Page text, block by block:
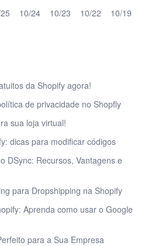
10/24 10/23 10/22
10/19
da Shopify agora!
de privacidade no Shopfly
sua loja virtual!
dicas para modificar códigos
DSync: Recursos, Vantagens e
para Dropshipping na Shopify
Aprenda como usar o Google
para a Sua Empresa